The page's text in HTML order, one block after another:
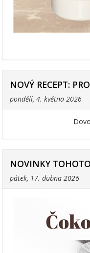
NOVÝ RECEPT:
pondělí, 4. května 2026
NOVINKY
pátek, 17. dubna 2026